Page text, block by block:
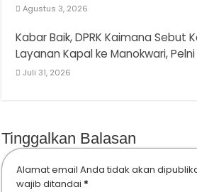
Agustus 3, 2026
Kabar Baik, DPRK Kaimana Sebut
Layanan Kapal ke Manokwari,
Juli 31, 2026
Tinggalkan Balasan
Alamat email Anda tidak akan
wajib ditandai *